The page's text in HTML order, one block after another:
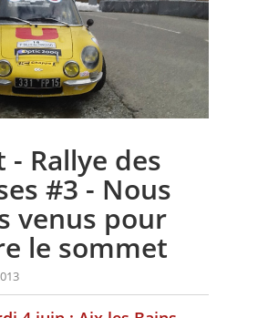
- Rallye des
#3 - Nous
venus pour
le sommet